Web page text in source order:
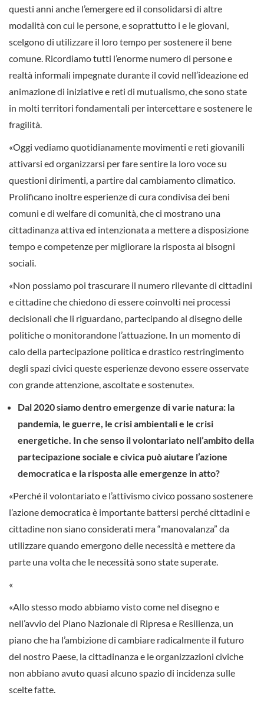
questi anni anche l’emergere ed il consolidarsi di altre
modalità con cui le persone, e soprattutto i e le giovani,
scelgono di utilizzare il loro tempo per sostenere il bene
comune. Ricordiamo tutti l’enorme numero di persone e
realtà informali impegnate durante il covid nell’ideazione ed
animazione di iniziative e reti di mutualismo, che sono state
in molti territori fondamentali per intercettare e sostenere le
fragilità.
«Oggi vediamo quotidianamente movimenti e reti giovanili
attivarsi ed organizzarsi per fare sentire la loro voce su
questioni dirimenti, a partire dal cambiamento climatico.
Prolificano inoltre esperienze di cura condivisa dei beni
comuni e di welfare di comunità, che ci mostrano una
cittadinanza attiva ed intenzionata a mettere a disposizione
tempo e competenze per migliorare la risposta ai bisogni
sociali.
«Non possiamo poi trascurare il numero rilevante di cittadini
e cittadine che chiedono di essere coinvolti nei processi
decisionali che li riguardano, partecipando al disegno delle
politiche o monitorandone l’attuazione. In un momento di
calo della partecipazione politica e drastico restringimento
degli spazi civici queste esperienze devono essere osservate
con grande attenzione, ascoltate e sostenute».
Dal 2020 siamo dentro emergenze di varie natura: la
pandemia, le guerre, le crisi ambientali e le crisi
energetiche. In che senso il volontariato nell’ambito della
partecipazione sociale e civica può aiutare l’azione
democratica e la risposta alle emergenze in atto?
«Perché il volontariato e l’attivismo civico possano sostenere
l’azione democratica è importante battersi perché cittadini e
cittadine non siano considerati mera “manovalanza” da
utilizzare quando emergono delle necessità e mettere da
parte una volta che le necessità sono state superate.
«
«Allo stesso modo abbiamo visto come nel disegno e
nell’avvio del Piano Nazionale di Ripresa e Resilienza, un
piano che ha l’ambizione di cambiare radicalmente il futuro
del nostro Paese, la cittadinanza e le organizzazioni civiche
non abbiano avuto quasi alcuno spazio di incidenza sulle
scelte fatte.